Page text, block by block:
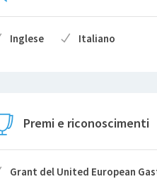
Inglese Italiano
Premi e riconoscimenti
Grant del United European